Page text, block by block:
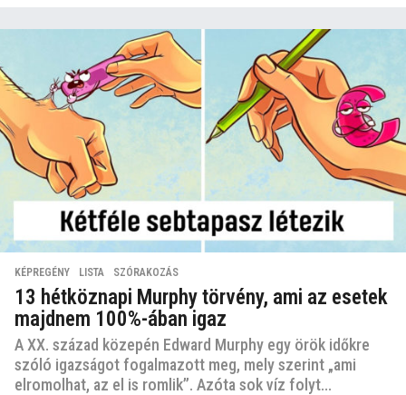
KÉPREGÉNY ,LISTA ,SZÓRAKOZÁS
13 hétköznapi Murphy törvény, ami az esetek
majdnem 100%-ában igaz
A XX. század közepén Edward Murphy egy örök időkre
szóló igazságot fogalmazott meg, mely szerint „ami
elromolhat, az el is romlik”. Azóta sok víz folyt...